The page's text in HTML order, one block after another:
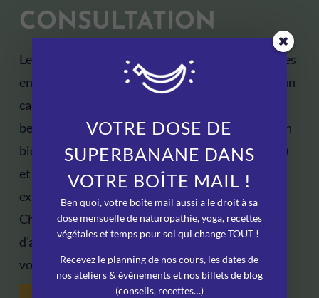
CONSULTATION
Le cabinet propose des consultations individuelles
en naturopathie et en thérapie somatique, dans un
cadre chaleureux et confidentiel. Selon vos
besoins, l’accompagnement travaille votre terrain
biologique (alimentation, plantes, hygiène de vie)
et ce que le terrain seul ne suffit pas toujours à
expliquer (tensions du corps, système nerveux).
Chaque rendez-vous est un espace d’écoute et
d’accompagnement personnalisé, pour avancer à
votre rythme et retrouver un équilibre durable.
VOTRE DOSE DE
SUPERBANANE DANS
VOTRE BOÎTE MAIL !
Ben quoi, votre boîte mail aussi a le droit à sa
dose mensuelle de naturopathie, yoga, recettes
végétales et temps pour soi qui change TOUT !
Recevez le planning de nos cours, les dates de
nos ateliers & évènements et nos billets de blog
(conseils, recettes…)